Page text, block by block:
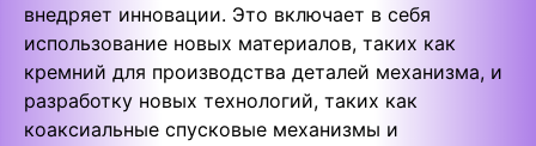
внедряет инновации. Это включает в себя
использование новых материалов, таких как
кремний для производства деталей механизма, и
разработку новых технологий, таких как
коаксиальные спусковые механизмы и